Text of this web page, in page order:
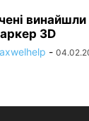
3D
-